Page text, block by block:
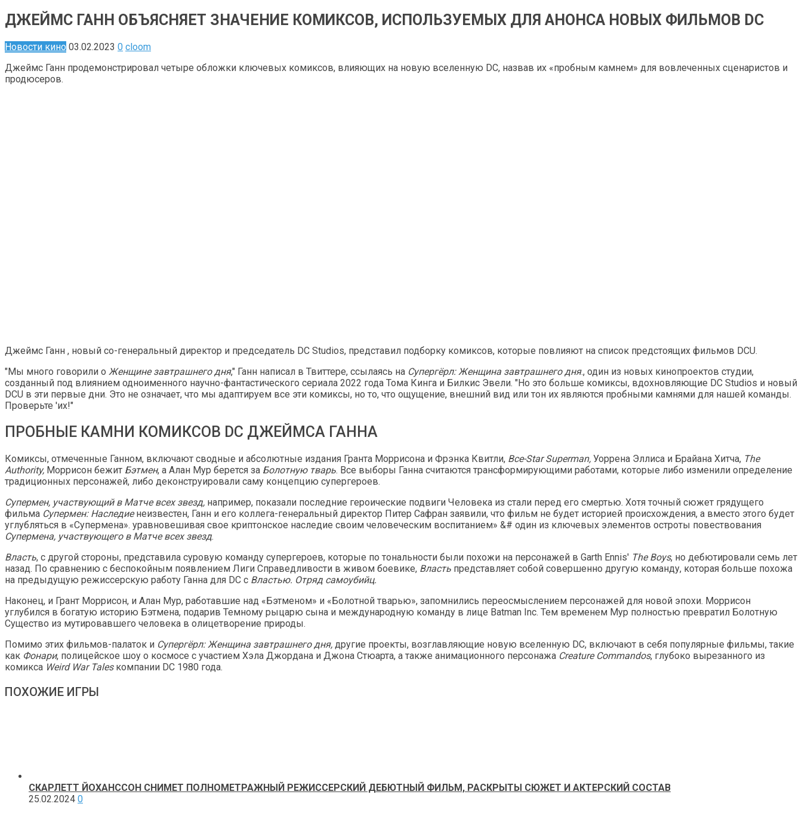
ДЖЕЙМС ГАНН ОБЪЯСНЯЕТ ЗНАЧЕНИЕ КОМИКСОВ, ИСПОЛЬЗУЕМЫХ ДЛЯ АНОНСА НОВЫХ ФИЛЬМОВ DC
Новости кино 03.02.2023 0 cloom
Джеймс Ганн продемонстрировал четыре обложки ключевых комиксов, влияющих на новую вселенную DC, назвав их «пробным камнем» для вовлеченных сценаристов и
продюсеров.
Джеймс Ганн , новый со-генеральный директор и председатель DC Studios, представил подборку комиксов, которые повлияют на список предстоящих фильмов DCU.
"Мы много говорили о Женщине завтрашнего дня," Ганн написал в Твиттере, ссылаясь на Супергёрл: Женщина завтрашнего дня., один из новых кинопроектов студии,
созданный под влиянием одноименного научно-фантастического сериала 2022 года Тома Кинга и Билкис Эвели. "Но это больше комиксы, вдохновляющие DC Studios и новый
DCU в эти первые дни. Это не означает, что мы адаптируем все эти комиксы, но то, что ощущение, внешний вид или тон их являются пробными камнями для нашей команды.
Проверьте 'их!"
ПРОБНЫЕ КАМНИ КОМИКСОВ DC ДЖЕЙМСА ГАННА
Комиксы, отмеченные Ганном, включают сводные и абсолютные издания Гранта Моррисона и Фрэнка Квитли, Все-Star Superman, Уоррена Эллиса и Брайана Хитча, The
Authority, Моррисон бежит Бэтмен, а Алан Мур берется за Болотную тварь. Все выборы Ганна считаются трансформирующими работами, которые либо изменили определение
традиционных персонажей, либо деконструировали саму концепцию супергероев.
Супермен, участвующий в Матче всех звезд, например, показали последние героические подвиги Человека из стали перед его смертью. Хотя точный сюжет грядущего
фильма Супермен: Наследиенеизвестен, Ганн и его коллега-генеральный директор Питер Сафран заявили, что фильм не будет историей происхождения, а вместо этого будет
углубляться в «Супермена». уравновешивая свое криптонское наследие своим человеческим воспитанием» &# один из ключевых элементов остроты повествования
Супермена, участвующего в Матче всех звезд.
Власть, с другой стороны, представила суровую команду супергероев, которые по тональности были похожи на персонажей в Garth Ennis' The Boys, но дебютировали семь лет
назад. По сравнению с беспокойным появлением Лиги Справедливости в живом боевике, Власть представляет собой совершенно другую команду, которая больше похожа
на предыдущую режиссерскую работу Ганна для DC с Властью. Отряд самоубийц.
Наконец, и Грант Моррисон, и Алан Мур, работавшие над «Бэтменом» и «Болотной тварью», запомнились переосмыслением персонажей для новой эпохи. Моррисон
углубился в богатую историю Бэтмена, подарив Темному рыцарю сына и международную команду в лице Batman Inc. Тем временем Мур полностью превратил Болотную
Существо из мутировавшего человека в олицетворение природы.
Помимо этих фильмов-палаток и Супергёрл: Женщина завтрашнего дня, другие проекты, возглавляющие новую вселенную DC, включают в себя популярные фильмы, такие
как Фонари, полицейское шоу о космосе с участием Хэла Джордана и Джона Стюарта, а также анимационного персонажа Creature Commandos, глубоко вырезанного из
комикса Weird War Talesкомпании DC 1980 года.
ПОХОЖИЕ ИГРЫ
СКАРЛЕТТ ЙОХАНССОН СНИМЕТ ПОЛНОМЕТРАЖНЫЙ РЕЖИССЕРСКИЙ ДЕБЮТНЫЙ ФИЛЬМ, РАСКРЫТЫ СЮЖЕТ И АКТЕРСКИЙ СОСТАВ
25.02.2024 0